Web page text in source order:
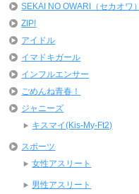
SEKAI NO OWARI（セカオワ）
ZIP!
アイドル
イマドキガール
インフルエンサー
ごめんね青春！
ジャニーズ
キスマイ(Kis-My-Ft2)
スポーツ
女性アスリート
男性アスリート